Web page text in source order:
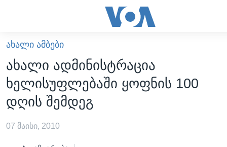
ხელმისაწვდომობისთვის
გადადით
მთავარზე
გადადით
მთავარ
ნავიგაციაზე
გადადით
ძიებაზე
ᲐᲮᲐᲚᲘ ᲐᲛᲑᲔᲑᲘ
ᲡᲐᲥᲐᲠᲗᲕᲔᲚᲝ
ᲐᲨᲨ
ᲐᲨᲨ-ᲘᲡ ᲐᲠᲩᲔᲕᲜᲔᲑᲘ 2024
ᲐᲮᲐᲚᲘ ᲐᲛᲑᲔᲑᲘ
ახალი ადმინისტრაცია
ხელისუფლებაში ყოფნის 100
დღის შემდეგ
07 მაისი, 2010